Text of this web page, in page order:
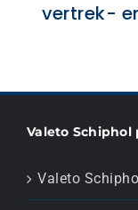
vertrek-
Valeto Schiphol
Valeto